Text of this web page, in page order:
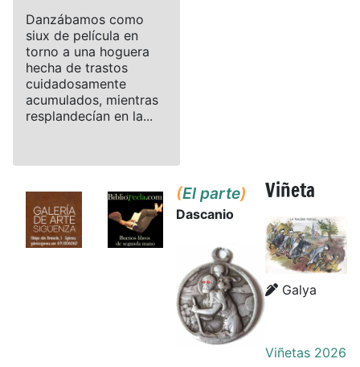
Danzábamos como
siux de película en
torno a una hoguera
hecha de trastos
cuidadosamente
acumulados, mientras
resplandecían en la...
(El parte)
Dascanio
Viñeta
Details
Details
Galya
Viñetas 2026